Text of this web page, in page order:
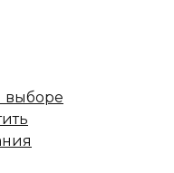
выборе